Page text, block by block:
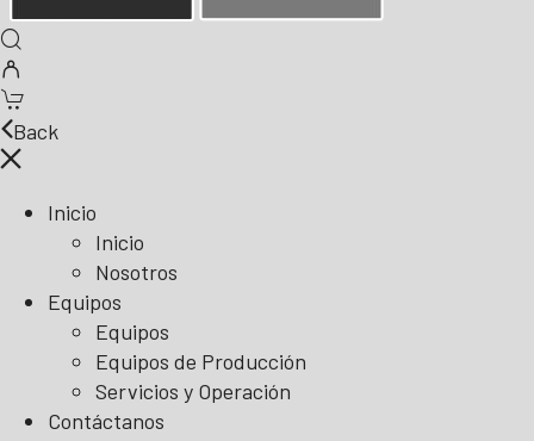
Back
Inicio
Inicio
Nosotros
Equipos
Equipos
Equipos de Producción
Servicios y Operación
Contáctanos